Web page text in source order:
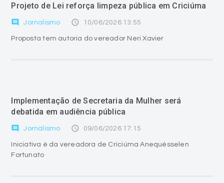
Projeto de Lei reforça limpeza pública em Criciúma
comment Jornalismo access_time 10/06/2026 13:55
Proposta tem autoria do vereador Neri Xavier
Implementação de Secretaria da Mulher será
debatida em audiência pública
comment Jornalismo access_time 09/06/2026 17:15
Iniciativa é da vereadora de Criciúma Anequésselen
Fortunato